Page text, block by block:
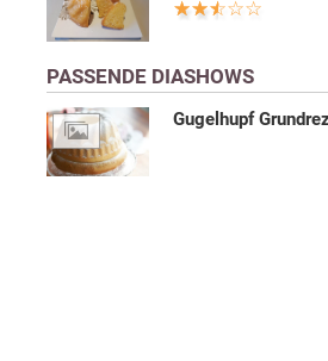
PASSENDE DIASHOWS
Gugelhupf